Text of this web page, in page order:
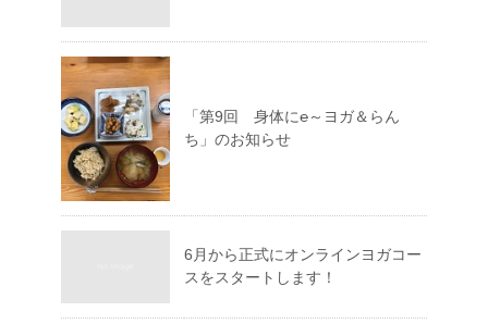
「第9回 身体に℮～ヨガ＆らん
ち」のお知らせ
6月から正式にオンラインヨガコー
スをスタートします！